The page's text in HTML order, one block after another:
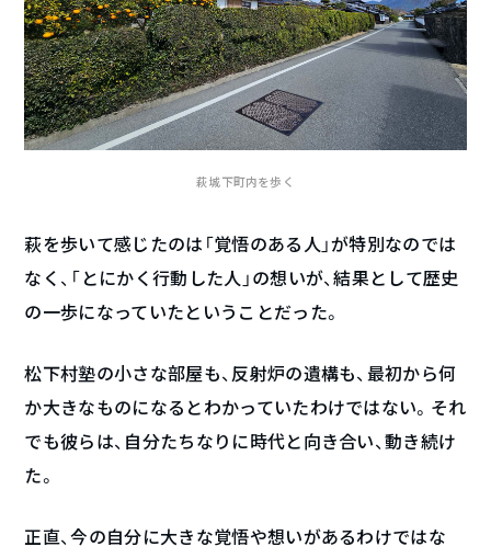
萩城下町内を歩く
萩を歩いて感じたのは「覚悟のある人」が特別なのでは
なく、「とにかく行動した人」の想いが、結果として歴史
の一歩になっていたということだった。
松下村塾の小さな部屋も、反射炉の遺構も、最初から何
か大きなものになるとわかっていたわけではない。それ
でも彼らは、自分たちなりに時代と向き合い、動き続け
た。
正直、今の自分に大きな覚悟や想いがあるわけではな